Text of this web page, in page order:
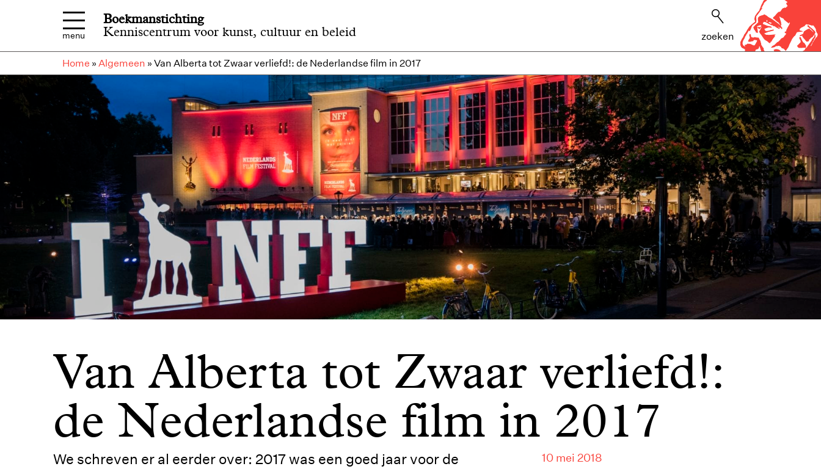
menu
Boekmanstichting
Kenniscentrum voor kunst, cultuur en beleid
zoeken
Home » Algemeen » Van Alberta tot Zwaar verliefd!: de Nederlandse film in 2017
Van Alberta tot Zwaar verliefd!:
de Nederlandse film in 2017
We schreven er al eerder over: 2017 was een goed jaar voor de
10 mei 2018